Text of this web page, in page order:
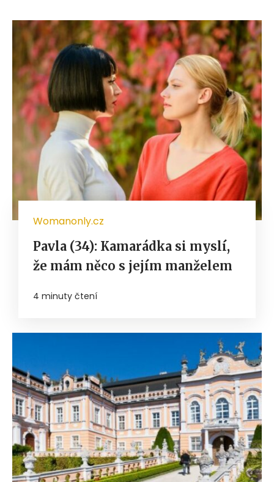
Womanonly.cz
Pavla (34): Kamarádka si myslí,
že mám něco s jejím manželem
4 minuty čtení